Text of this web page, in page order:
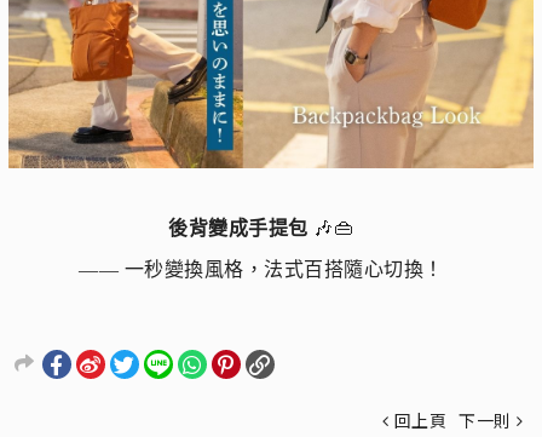
後背變成手提包 🎶👜
—— 一秒變換風格，法式百搭隨心切換！
回上頁 下一則